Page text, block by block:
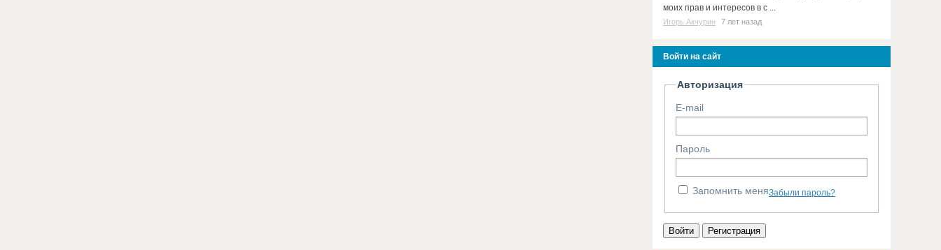
моих прав и интересов в с ...
Игорь Акчурин 7 лет назад
Войти на сайт
Авторизация
E-mail
Пароль
Запомнить меняЗабыли пароль?
Войти Регистрация